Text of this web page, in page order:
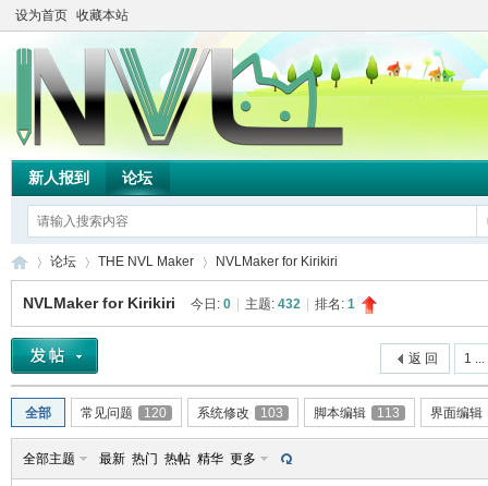
设为首页 收藏本站
新人报到 论坛
TH»
论坛
›
THE NVL Maker NVLMaker for Kirikiri
NVLMaker for Kirikiri 今日: 0 主题: 432 排名: 1
1 ...
返 回
全部 常见问题 120 系统修改 103 脚本编辑 113 界面编辑
全部主题 最新 热门 热帖 精华 更多